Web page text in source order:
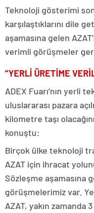
Teknoloji gösterimi
karşılaştıklarını dile
aşamasına gelen
verimli görüşmeler
“YERLİ ÜRETİME
ADEX Fuarı’nın yerli
uluslararası pazara
kilometre taşı
konuştu:
Birçok ülke teknoloji
AZAT için ihracat
Sözleşme aşamasına
görüşmelerimiz var.
AZAT, yakın zamanda